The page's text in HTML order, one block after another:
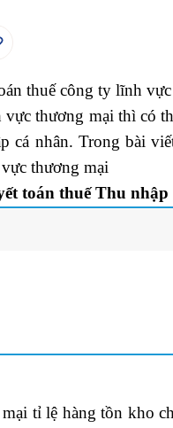
thuế công ty lĩnh
thương mại thì có
cá nhân. Trong bài
thương mại
toán thuế Thu nhập
tỉ lệ hàng tồn kho